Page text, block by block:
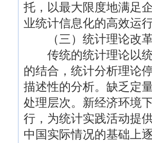
托，以最大限度地满足
业统计信息化的高效运行
（三）统计理论改
传统的统计理论以统
的结合，统计分析理论
描述性的分析。缺乏定
处理层次。新经济环境
行，为统计实践活动提
中国实际情况的基础上